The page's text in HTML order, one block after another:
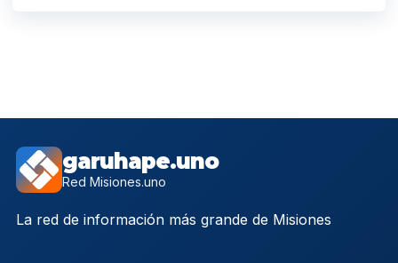
garuhape.uno
Red Misiones.uno
La red de información más grande de Misiones